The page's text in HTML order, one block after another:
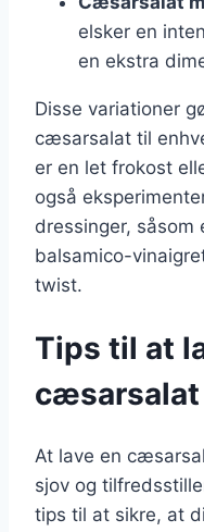
elsker en
en ekstra
Disse variationer
cæsarsalat til
er en let frokost
også
dressinger, såsom
balsamico-
twist.
Tips til at
cæsarsalat
At lave en
sjov og
tips til at sikre, at